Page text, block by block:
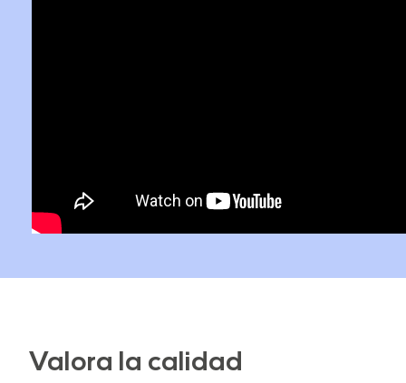
Valora la calidad